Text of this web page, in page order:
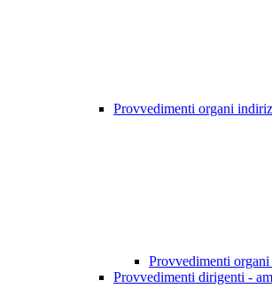
Provvedimenti organi
Provvedimenti
Provvedimenti dirigenti -